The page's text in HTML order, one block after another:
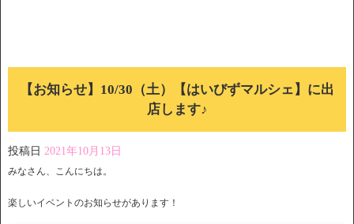
【お知らせ】10/30（土）【はいびずマルシェ】に出
店します♪
投稿日 2021年10月13日
みなさん、こんにちは。
楽しいイベントのお知らせがあります！